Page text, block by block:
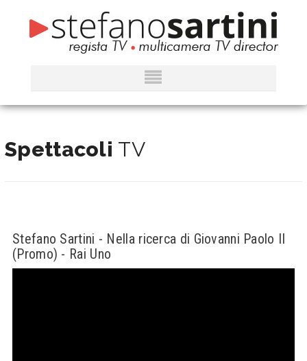
Spettacoli TV
Stefano Sartini - Nella ricerca di Giovanni Paolo II
(Promo) - Rai Uno